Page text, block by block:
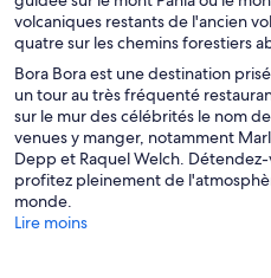
volcaniques restants de l'ancien
quatre sur les chemins forestiers
Bora Bora est une destination
un tour au très fréquenté
sur le mur des célébrités le nom
venues y manger, notamment
Depp et Raquel Welch.
profitez pleinement de
monde.
Lire moins